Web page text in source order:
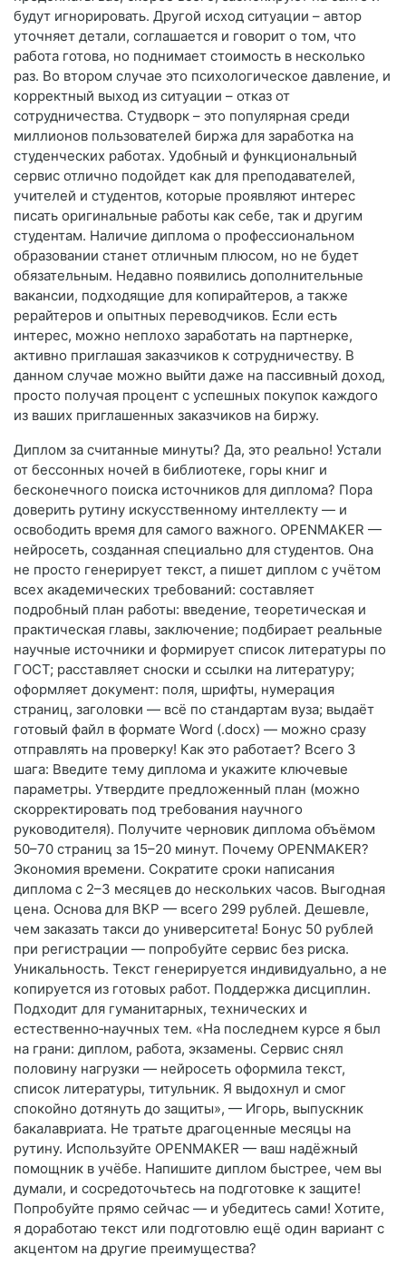
будут игнорировать. Другой исход ситуации – автор
уточняет детали, соглашается и говорит о том, что
работа готова, но поднимает стоимость в несколько
раз. Во втором случае это психологическое давление, и
корректный выход из ситуации – отказ от
сотрудничества. Студворк – это популярная среди
миллионов пользователей биржа для заработка на
студенческих работах. Удобный и функциональный
сервис отлично подойдет как для преподавателей,
учителей и студентов, которые проявляют интерес
писать оригинальные работы как себе, так и другим
студентам. Наличие диплома о профессиональном
образовании станет отличным плюсом, но не будет
обязательным. Недавно появились дополнительные
вакансии, подходящие для копирайтеров, а также
рерайтеров и опытных переводчиков. Если есть
интерес, можно неплохо заработать на партнерке,
активно приглашая заказчиков к сотрудничеству. В
данном случае можно выйти даже на пассивный доход,
просто получая процент с успешных покупок каждого
из ваших приглашенных заказчиков на биржу.
Диплом за считанные минуты? Да, это реально! Устали
от бессонных ночей в библиотеке, горы книг и
бесконечного поиска источников для диплома? Пора
доверить рутину искусственному интеллекту — и
освободить время для самого важного. OPENMAKER —
нейросеть, созданная специально для студентов. Она
не просто генерирует текст, а пишет диплом с учётом
всех академических требований: составляет
подробный план работы: введение, теоретическая и
практическая главы, заключение; подбирает реальные
научные источники и формирует список литературы по
ГОСТ; расставляет сноски и ссылки на литературу;
оформляет документ: поля, шрифты, нумерация
страниц, заголовки — всё по стандартам вуза; выдаёт
готовый файл в формате Word (.docx) — можно сразу
отправлять на проверку! Как это работает? Всего 3
шага: Введите тему диплома и укажите ключевые
параметры. Утвердите предложенный план (можно
скорректировать под требования научного
руководителя). Получите черновик диплома объёмом
50–70 страниц за 15–20 минут. Почему OPENMAKER?
Экономия времени. Сократите сроки написания
диплома с 2–3 месяцев до нескольких часов. Выгодная
цена. Основа для ВКР — всего 299 рублей. Дешевле,
чем заказать такси до университета! Бонус 50 рублей
при регистрации — попробуйте сервис без риска.
Уникальность. Текст генерируется индивидуально, а не
копируется из готовых работ. Поддержка дисциплин.
Подходит для гуманитарных, технических и
естественно‑научных тем. «На последнем курсе я был
на грани: диплом, работа, экзамены. Сервис снял
половину нагрузки — нейросеть оформила текст,
список литературы, титульник. Я выдохнул и смог
спокойно дотянуть до защиты», — Игорь, выпускник
бакалавриата. Не тратьте драгоценные месяцы на
рутину. Используйте OPENMAKER — ваш надёжный
помощник в учёбе. Напишите диплом быстрее, чем вы
думали, и сосредоточьтесь на подготовке к защите!
Попробуйте прямо сейчас — и убедитесь сами! Хотите,
я доработаю текст или подготовлю ещё один вариант с
акцентом на другие преимущества?